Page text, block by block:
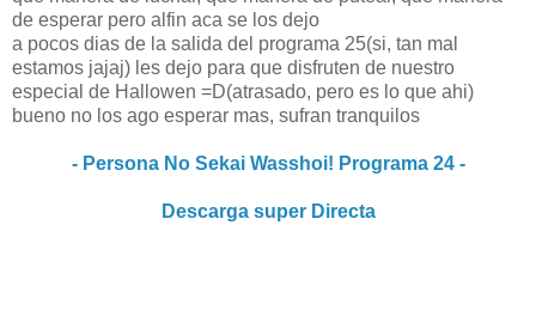
de esperar pero alfin aca se los dejo
a pocos dias de la salida del programa 25(si, tan mal
estamos jajaj) les dejo para que disfruten de nuestro
especial de Hallowen =D(atrasado, pero es lo que ahi)
bueno no los ago esperar mas, sufran tranquilos
- Persona No Sekai Wasshoi! Programa 24 -
Descarga super Directa